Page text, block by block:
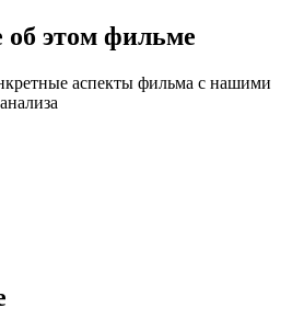
об этом фильме
аспекты фильма с нашими